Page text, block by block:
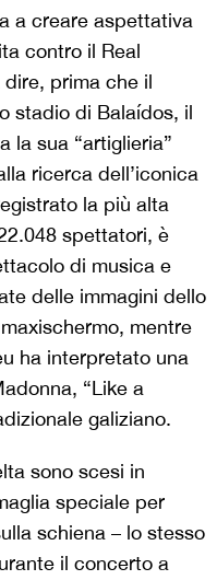
a creare aspettativa
contro il Real
prima che il
stadio di Balaídos, il
la sua “artiglieria”
ricerca dell’iconica
la più alta
spettatori, è
di musica e
delle immagini dello
mentre
ha interpretato una
“Like a
galiziano.
sono scesi in
speciale per
schiena – lo stesso
il concerto a